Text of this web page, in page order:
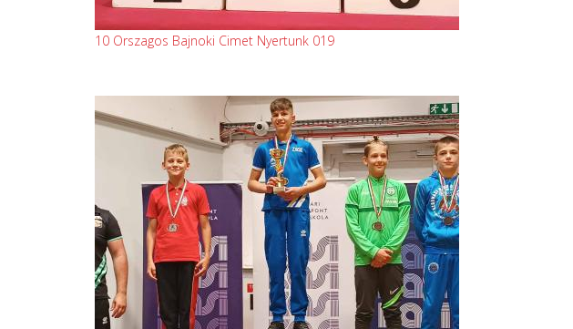
10 Orszagos Bajnoki Cimet Nyertunk 019